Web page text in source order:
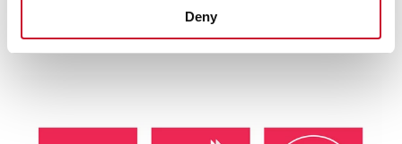
Deny
Design Awards, European Product Design Award,